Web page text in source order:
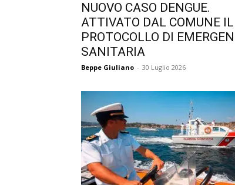
NUOVO CASO DENGUE.
ATTIVATO DAL COMUNE IL
PROTOCOLLO DI
SANITARIA
Beppe Giuliano - 30 Luglio 2026